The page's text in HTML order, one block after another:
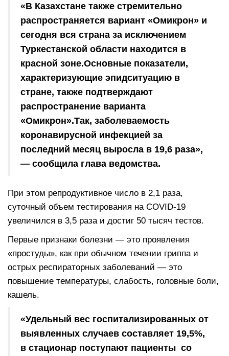
«В Казахстане также стремительно
распространяется вариант «Омикрон» и
сегодня вся страна за исключением
Туркестанской области находится в
красной зоне.Основные показатели,
характеризующие эпидситуацию в
стране, также подтверждают
распространение варианта
«Омикрон».Так, заболеваемость
коронавирусной инфекцией за
последний месяц выросла в 19,6 раза»,
— сообщила глава ведомства.
При этом репродуктивное число в 2,1 раза,
суточный объем тестирования на COVID-19
увеличился в 3,5 раза и достиг 50 тысяч тестов.
Первые признаки болезни — это проявления
«простуды», как при обычном течении гриппа и
острых респираторных заболеваний — это
повышение температуры, слабость, головные боли,
кашель.
«Удельный вес госпитализированных от
выявленных случаев составляет 19,5%,
в стационар поступают пациенты со